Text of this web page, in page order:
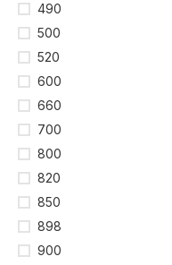
490
500
520
600
660
700
800
820
850
898
900